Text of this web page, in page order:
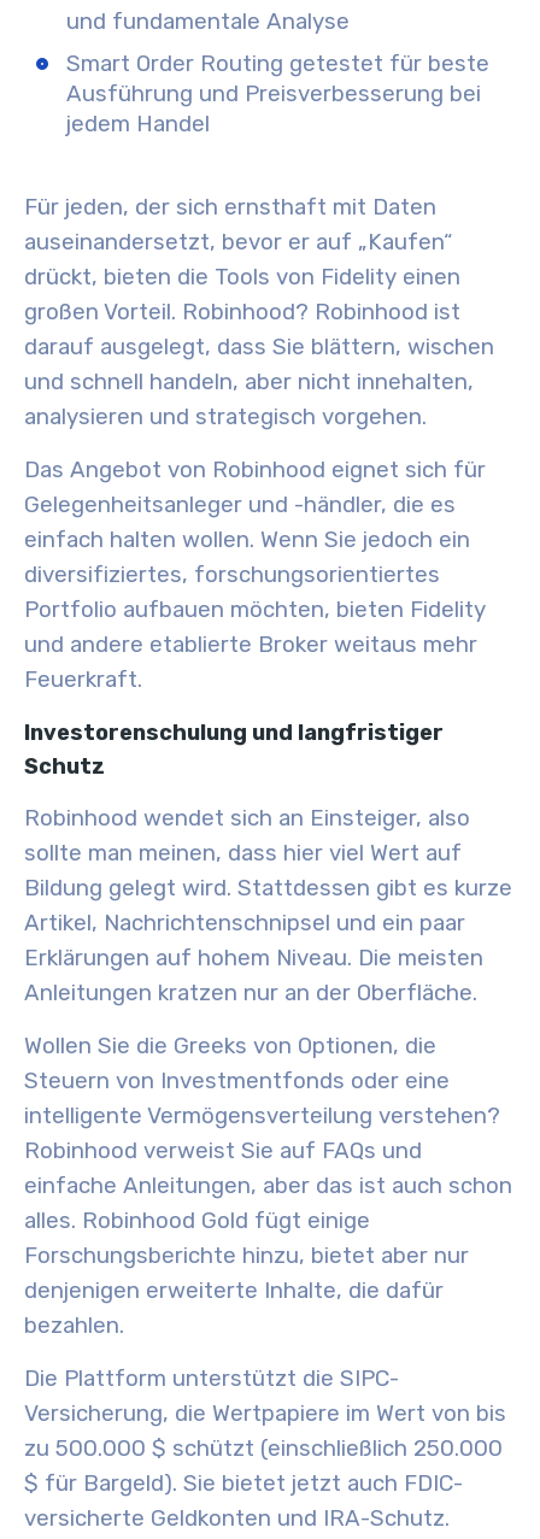
und fundamentale Analyse
Smart Order Routing getestet für beste
Ausführung und Preisverbesserung bei
jedem Handel
Für jeden, der sich ernsthaft mit Daten
auseinandersetzt, bevor er auf „Kaufen“
drückt, bieten die Tools von Fidelity einen
großen Vorteil. Robinhood? Robinhood ist
darauf ausgelegt, dass Sie blättern, wischen
und schnell handeln, aber nicht innehalten,
analysieren und strategisch vorgehen.
Das Angebot von Robinhood eignet sich für
Gelegenheitsanleger und -händler, die es
einfach halten wollen. Wenn Sie jedoch ein
diversifiziertes, forschungsorientiertes
Portfolio aufbauen möchten, bieten Fidelity
und andere etablierte Broker weitaus mehr
Feuerkraft.
Investorenschulung und langfristiger
Schutz
Robinhood wendet sich an Einsteiger, also
sollte man meinen, dass hier viel Wert auf
Bildung gelegt wird. Stattdessen gibt es kurze
Artikel, Nachrichtenschnipsel und ein paar
Erklärungen auf hohem Niveau. Die meisten
Anleitungen kratzen nur an der Oberfläche.
Wollen Sie die Greeks von Optionen, die
Steuern von Investmentfonds oder eine
intelligente Vermögensverteilung verstehen?
Robinhood verweist Sie auf FAQs und
einfache Anleitungen, aber das ist auch schon
alles. Robinhood Gold fügt einige
Forschungsberichte hinzu, bietet aber nur
denjenigen erweiterte Inhalte, die dafür
bezahlen.
Die Plattform unterstützt die SIPC-
Versicherung, die Wertpapiere im Wert von bis
zu 500.000 $ schützt (einschließlich 250.000
$ für Bargeld). Sie bietet jetzt auch FDIC-
versicherte Geldkonten und IRA-Schutz.